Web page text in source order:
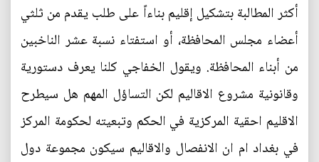
أكثر المطالبة بتشكيل إقليم بناءاً على طلب يقدم من ثلثي
أعضاء مجلس المحافظة، أو استفتاء نسبة عشر الناخبين
من أبناء المحافظة. ويقول الخفاجي كلنا يعرف دستورية
وقانونية مشروع الاقاليم لكن التساؤل المهم هل سيطرح
الاقليم احقية المركزية في الحكم وتبعيته لحكومة المركز
في بغداد ام ان الانفصال والاقاليم سيكون مجموعة دول